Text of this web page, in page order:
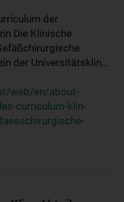
der
Die Klinische
der Universitätsklin...
web/en/about-
curriculum-klin-